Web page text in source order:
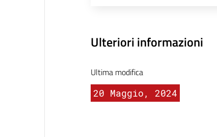
Ulteriori informazioni
Ultima modifica
20 Maggio, 2024